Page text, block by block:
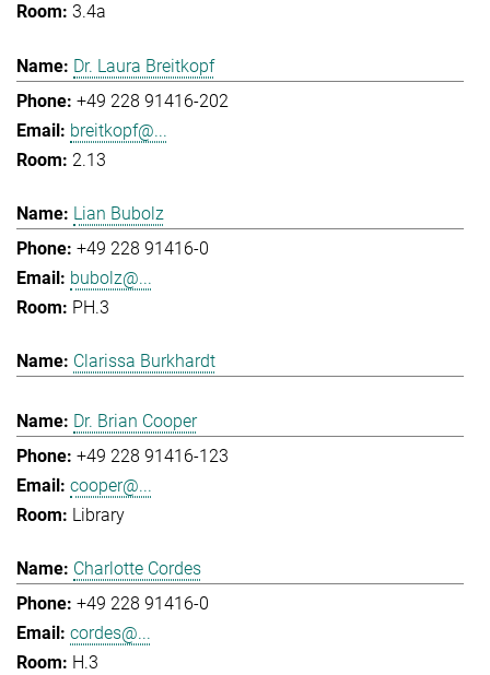
3.4a
Dr. Laura Breitkopf
+49 228 91416-202
breitkopf@...
2.13
Lian Bubolz
+49 228 91416-0
bubolz@...
PH.3
Clarissa Burkhardt
Dr. Brian Cooper
+49 228 91416-123
cooper@...
Library
Charlotte Cordes
+49 228 91416-0
cordes@...
H.3